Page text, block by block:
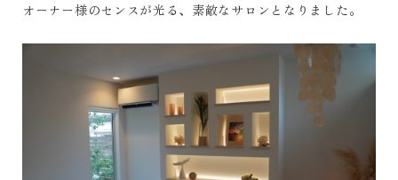
オーナー様のセンスが光る、素敵なサロンとなりました。